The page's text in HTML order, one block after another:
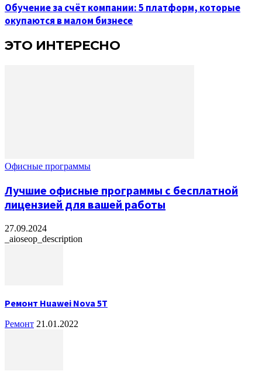
Обучение за счёт компании: 5 платформ, которые
окупаются в малом бизнесе
ЭТО ИНТЕРЕСНО
Офисные программы
Лучшие офисные программы с бесплатной
лицензией для вашей работы
27.09.2024
_aioseop_description
Ремонт Huawei Nova 5T
Ремонт 21.01.2022